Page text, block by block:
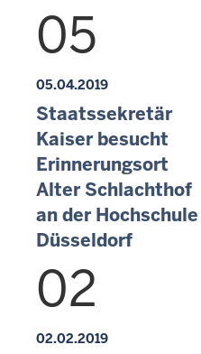
05
05.04.2019
Staatssekretär
Kaiser besucht
Erinnerungsort
Alter Schlachthof
an der Hochschule
Düsseldorf
02
02.02.2019